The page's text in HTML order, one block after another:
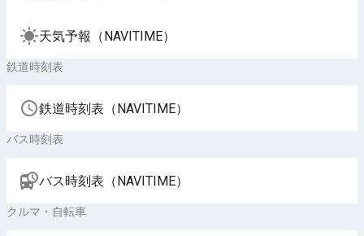
天気予報（NAVITIME）
鉄道時刻表
鉄道時刻表（NAVITIME）
バス時刻表
バス時刻表（NAVITIME）
クルマ・自転車